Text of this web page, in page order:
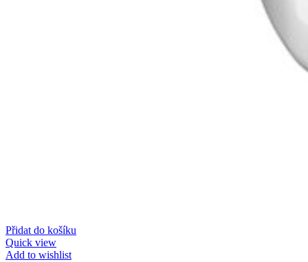
Přidat do košíku
Quick view
Add to wishlist